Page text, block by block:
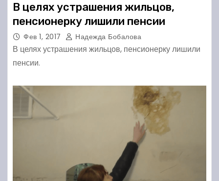
В целях устрашения жильцов,
пенсионерку лишили пенсии
Фев 1, 2017 Надежда Бобалова
В целях устрашения жильцов, пенсионерку лишили
пенсии.